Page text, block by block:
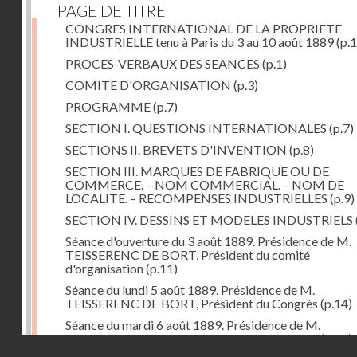
PAGE DE TITRE
CONGRES INTERNATIONAL DE LA PROPRIETE
INDUSTRIELLE tenu à Paris du 3 au 10 août 1889
PROCES-VERBAUX DES SEANCES (p.1)
COMITE D'ORGANISATION (p.3)
PROGRAMME(p.7)
SECTION I. QUESTIONS INTERNATIONALES (p.7)
SECTIONS II. BREVETS D'INVENTION (p.8)
SECTION III. MARQUES DE FABRIQUE OU DE
COMMERCE. – NOM COMMERCIAL. – NOM DE
LOCALITE. – RECOMPENSES INDUSTRIELLES (p.9)
SECTION IV. DESSINS ET MODELES INDUSTRIELS
Séance d'ouverture du 3 août 1889. Présidence de M.
TEISSERENC DE BORT, Président du comité
d'organisation(p.11)
Séance du lundi 5 août 1889. Présidence de M.
TEISSERENC DE BORT, Président du Congrès (p.14)
Séance du mardi 6 août 1889. Présidence de M.
TEISSERENC DE BORT, Président du Congrès(p.18)